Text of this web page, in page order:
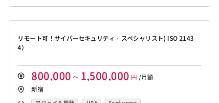
リモート可！サイバーセキュリティ・スペシャリスト( ISO 2143
4）
800,000 ～ 1,500,000 円 /月額
新宿